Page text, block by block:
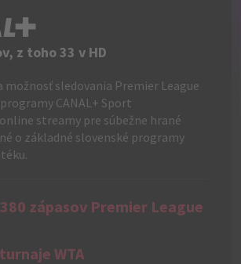
z toho 33 v HD
možnosť sledovania Premier League
CANAL+ Sport
streamy pre súbežne hrané
o základné slovenské programy
380 zápasov Premier League
turnaje WTA